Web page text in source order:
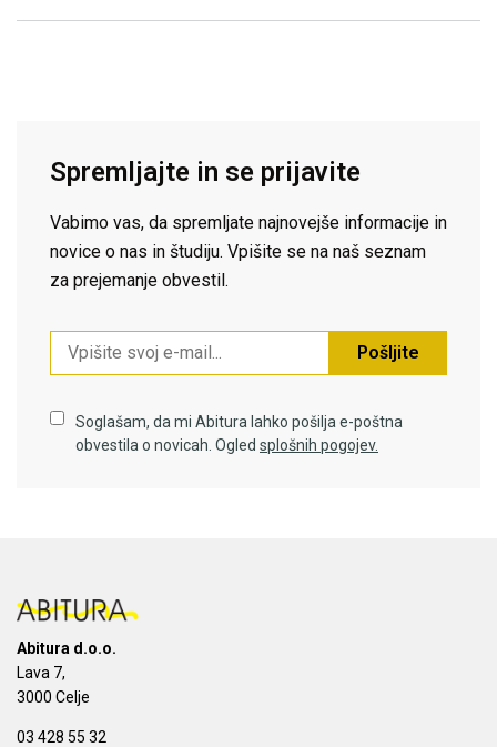
Spremljajte in se prijavite
Vabimo vas, da spremljate najnovejše informacije in
novice o nas in študiju. Vpišite se na naš seznam
za prejemanje obvestil.
Pošljite
Soglašam, da mi Abitura lahko pošilja e-poštna
obvestila o novicah. Ogled splošnih pogojev.
Abitura d.o.o.
Lava 7,
3000 Celje
03 428 55 32